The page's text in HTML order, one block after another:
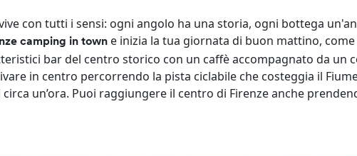
con tutti i sensi: ogni angolo ha una storia, ogni bottega
camping in town e inizia la tua giornata di buon mattino, come
bar del centro storico con un caffè accompagnato da un
in centro percorrendo la pista ciclabile che costeggia il
un’ora. Puoi raggiungere il centro di Firenze anche